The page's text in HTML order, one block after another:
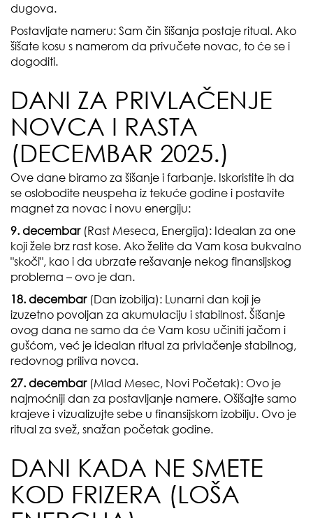
dugova.
Postavljate nameru: Sam čin šišanja postaje ritual. Ako
šišate kosu s namerom da privučete novac, to će se i
dogoditi.
DANI ZA PRIVLAČENJE
NOVCA I RASTA
(DECEMBAR 2025.)
Ove dane biramo za šišanje i farbanje. Iskoristite ih da
se oslobodite neuspeha iz tekuće godine i postavite
magnet za novac i novu energiju:
9. decembar(Rast Meseca, Energija): Idealan za one
koji žele brz rast kose. Ako želite da Vam kosa bukvalno
"skoči", kao i da ubrzate rešavanje nekog finansijskog
problema – ovo je dan.
18. decembar(Dan izobilja): Lunarni dan koji je
izuzetno povoljan za akumulaciju i stabilnost. Šišanje
ovog dana ne samo da će Vam kosu učiniti jačom i
gušćom, već je idealan ritual za privlačenje stabilnog,
redovnog priliva novca.
27. decembar (Mlad Mesec, Novi Početak): Ovo je
najmoćniji dan za postavljanje namere. Ošišajte samo
krajeve i vizualizujte sebe u finansijskom izobilju. Ovo je
ritual za svež, snažan početak godine.
DANI KADA NE SMETE
KOD FRIZERA (LOŠA